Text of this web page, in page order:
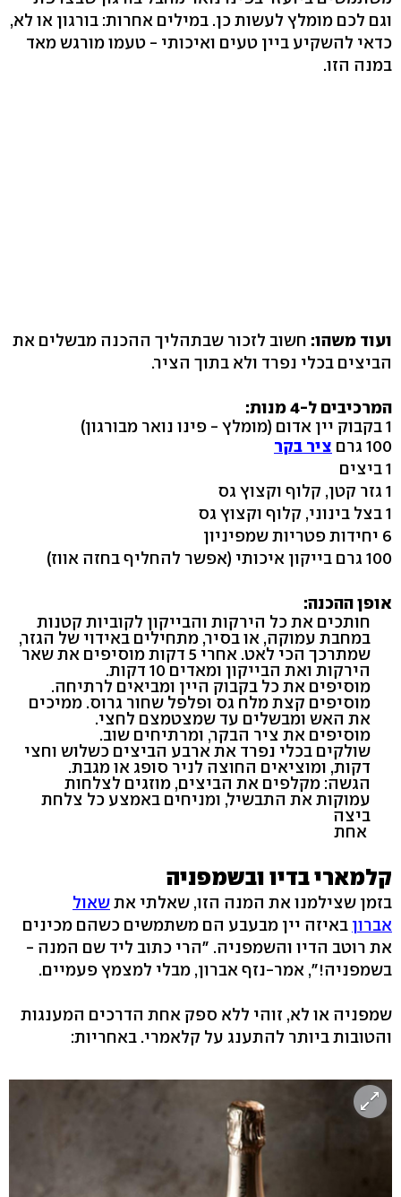
וגם לכם מומלץ לעשות כן. במילים אחרות: בורגון או לא,
כדאי להשקיע ביין טעים ואיכותי - טעמו מורגש מאד
במנה הזו.
ועוד משהו: חשוב לזכור שבתהליך ההכנה מבשלים את
הביצים בכלי נפרד ולא בתוך הציר.
המרכיבים ל-4 מנות:
1 בקבוק יין אדום (מומלץ - פינו נואר מבורגון)
100 גרם
ציר בקר
1 ביצים
1 גזר קטן, קלוף וקצוץ גס
1 בצל בינוני, קלוף וקצוץ גס
6 יחידות פטריות שמפיניון
100 גרם בייקון איכותי (אפשר להחליף בחזה אווז)
אופן ההכנה:
חותכים את כל הירקות והבייקון לקוביות קטנות
במחבת עמוקה, או בסיר, מתחילים באידוי של הגזר,
שמתרכך הכי לאט. אחרי 5 דקות מוסיפים את שאר
הירקות ואת הבייקון ומאדים 10 דקות.
מוסיפים את כל בקבוק היין ומביאים לרתיחה.
מוסיפים קצת מלח גס ופלפל שחור גרוס. ממיכים
את האש ומבשלים עד שמצטמצם לחצי.
מוסיפים את ציר הבקר, ומרתיחים שוב.
שולקים בכלי נפרד את ארבע הביצים כשלוש וחצי
דקות, ומוציאים החוצה לניר סופג או מגבת.
הגשה: מקלפים את הביצים, מוזגים לצלחות
עמוקות את התבשיל, ומניחים באמצע כל צלחת
ביצה
אחת
קלמארי בדיו ובשמפניה
בזמן שצילמנו את המנה הזו, שאלתי אתשאול
אברון באיזה יין מבעבע הם משתמשים כשהם מכינים
את רוטב הדיו והשמפניה. "הרי כתוב ליד שם המנה -
בשמפניה!", אמר-נזף אברון, מבלי למצמץ פעמיים.
שמפניה או לא, זוהי ללא ספק אחת הדרכים המענגות
והטובות ביותר להתענג על קלאמרי. באחריות: